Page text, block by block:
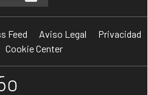
Feed Aviso Legal
Privacidad
Cookie Center